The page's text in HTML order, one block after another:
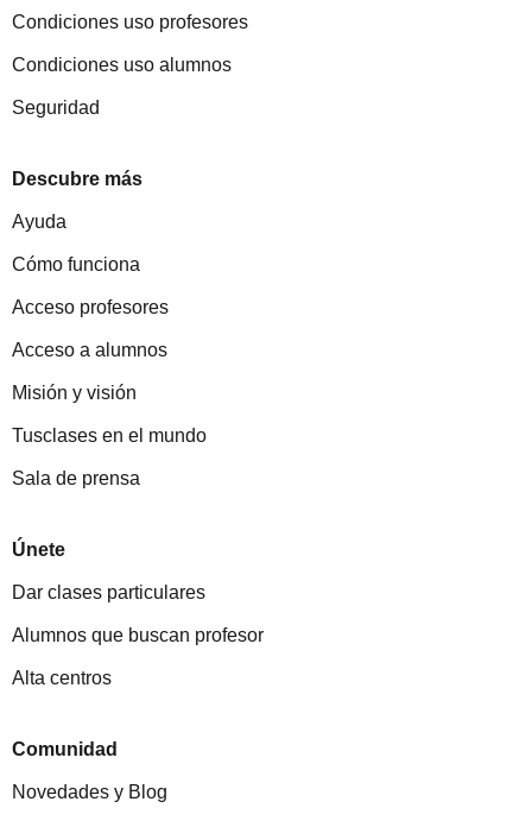
Condiciones uso profesores
Condiciones uso alumnos
Seguridad
Descubre más
Ayuda
Cómo funciona
Acceso profesores
Acceso a alumnos
Misión y visión
Tusclases en el mundo
Sala de prensa
Únete
Dar clases particulares
Alumnos que buscan profesor
Alta centros
Comunidad
Novedades y Blog